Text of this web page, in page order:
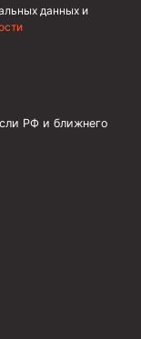
данных и
РФ и ближнего